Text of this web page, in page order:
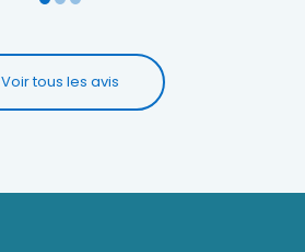
Voir tous les avis